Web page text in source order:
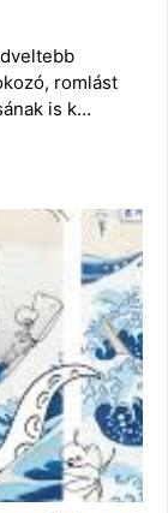
romlást
is k…